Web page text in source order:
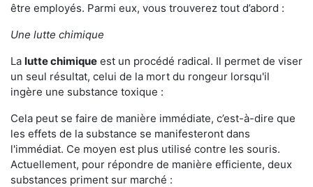
être employés. Parmi eux, vous trouverez tout d’abord :
Une lutte chimique
La lutte chimique est un procédé radical. Il permet de viser
un seul résultat, celui de la mort du rongeur lorsqu'il
ingère une substance toxique :
Cela peut se faire de manière immédiate, c’est-à-dire que
les effets de la substance se manifesteront dans
l'immédiat. Ce moyen est plus utilisé contre les souris.
Actuellement, pour répondre de manière efficiente, deux
substances priment sur marché :